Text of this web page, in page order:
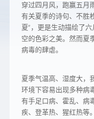
穿过四月风，跑赢五月
有关夏季的诗句、不胜
夏”，更是生动描绘了
空的色彩之美。然而夏
病毒的肆虐。
夏季气温高、湿度大，
环境下容易出现多种病
有手足口病、霍乱、病
疾、登革热、猩红热等